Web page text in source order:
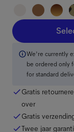
We're currently
be ordered only
for standard
Gratis
over
Gratis
Twee jaar